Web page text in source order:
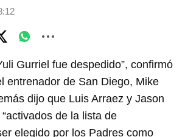
Gurriel fue despedido”, confirmó
entrenador de San Diego, Mike
dijo que Luis Arraez y Jason
de la lista de
elegido por los Padres como